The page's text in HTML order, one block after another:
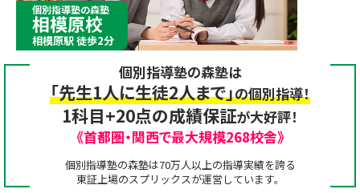
森塾を知る
森塾を知る トップ
森塾の想い
成績アップをかなえる！森塾メソッド
入塾について
入塾について トップ
塾の選び方
よくあるご質問
個別指導塾の森塾
相模原校
相模原駅 徒歩2分
個別指導塾の森塾は
「先生1人に生徒2人まで」の個別指導！
1科目+20点の成績保証が大好評！
《首都圏・関西で最大規模268校舎》
個別指導塾の森塾は70万人以上の指導実績を誇る
東証上場のスプリックスが運営しています。